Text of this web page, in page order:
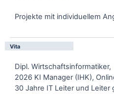
Projekte mit individuellem
Vita
Dipl. Wirtschaftsinformatiker,
2026 KI Manager (IHK),
30 Jahre IT Leiter und Leiter